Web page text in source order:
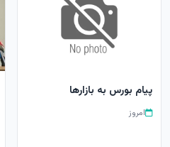
پیام بورس به بازارها
امروز